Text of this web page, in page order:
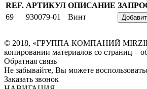
REF. АРТИКУЛ ОПИСАНИЕ
69
930079-01 Винт
© 2018, «ГРУППА КОМПАНИЙ MIRZIP».
копировании материалов со страниц –
Обратная связь
Не забывайте, Вы можете
Заказать звонок